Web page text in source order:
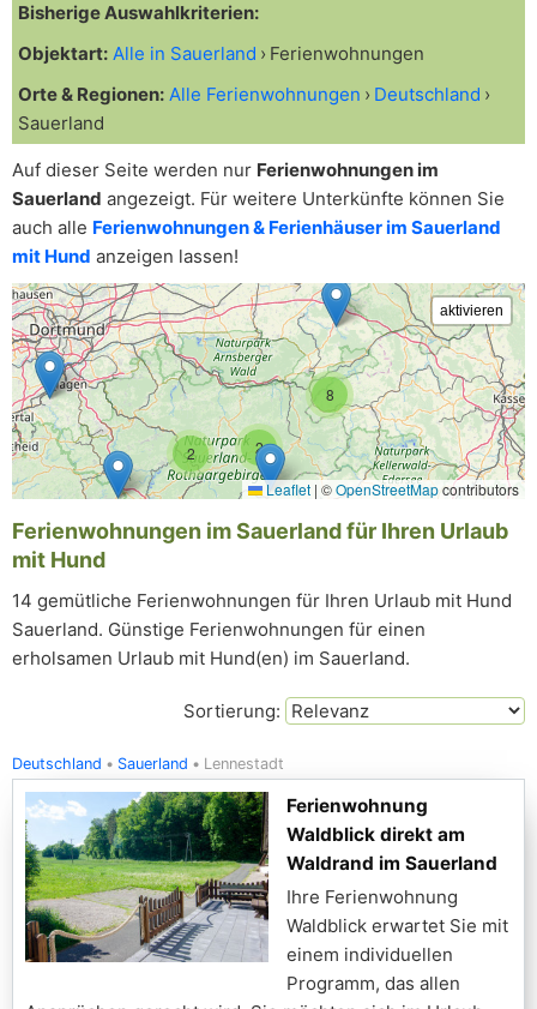
Bisherige Auswahlkriterien:
Objektart: Alle in Sauerland
Ferienwohnungen
Orte & Regionen: Alle Ferienwohnungen
Deutschland
Sauerland
Auf dieser Seite werden nur Ferienwohnungen im
Sauerland angezeigt. Für weitere Unterkünfte können Sie
auch alle Ferienwohnungen & Ferienhäuser im Sauerland
mit Hund anzeigen lassen!
2
2
8
Leaflet | ©OpenStreetMapcontributors
Ferienwohnungen im Sauerland für Ihren Urlaub
mit Hund
14 gemütliche Ferienwohnungen für Ihren Urlaub mit Hund
Sauerland. Günstige Ferienwohnungen für einen
erholsamen Urlaub mit Hund(en) im Sauerland.
Sortierung:
Deutschland Sauerland Lennestadt
Ferienwohnung
Waldblick direkt am
Waldrand im Sauerland
Ihre Ferienwohnung
Waldblick erwartet Sie mit
einem individuellen
Programm, das allen